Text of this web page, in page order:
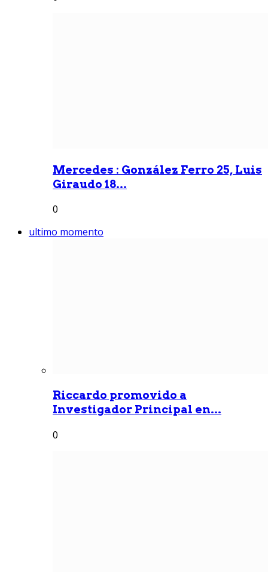
Mercedes : González Ferro 25, Luis
Giraudo 18...
0
ultimo momento
Riccardo promovido a
Investigador Principal en...
0